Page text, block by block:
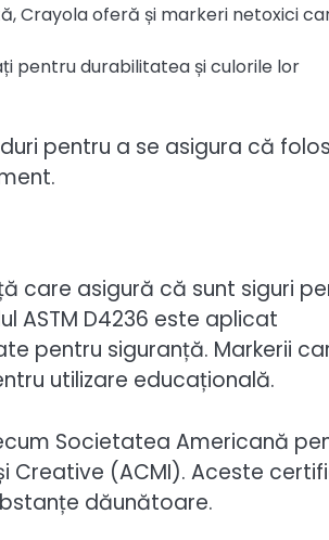
Crayola oferă și markeri netoxici
pentru durabilitatea și culorile lor
pentru a se asigura că
care asigură că sunt siguri
ASTM D4236 este aplicat
pentru siguranță. Markerii
utilizare educațională.
Societatea Americană
Creative (ACMI). Aceste
dăunătoare.